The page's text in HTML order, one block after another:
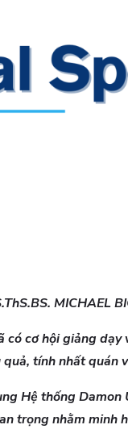
MICHAEL
có cơ hội giảng
tính nhất
Hệ thống
trọng nhằm minh